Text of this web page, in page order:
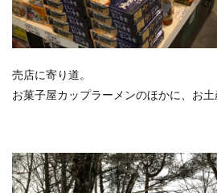
売店に寄り道。
お菓子屋カップラーメンのほかに、お土